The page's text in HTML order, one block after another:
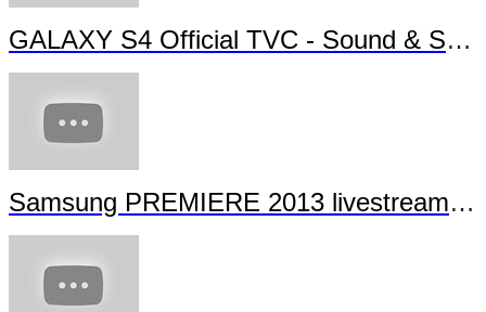
GALAXY S4 Official TVC - Sound & Shot
Samsung PREMIERE 2013 livestream (full length)